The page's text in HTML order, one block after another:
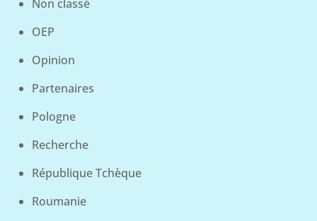
Non classé
OEP
Opinion
Partenaires
Pologne
Recherche
République Tchèque
Roumanie